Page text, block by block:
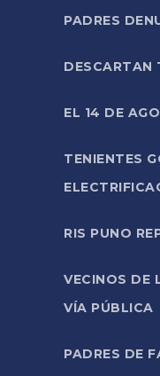
PADRES
DESCARTAN
EL 14 DE
TENIENTES
RIS PUNO
VECINOS DE
VÍA PÚBLICA
PADRES DE